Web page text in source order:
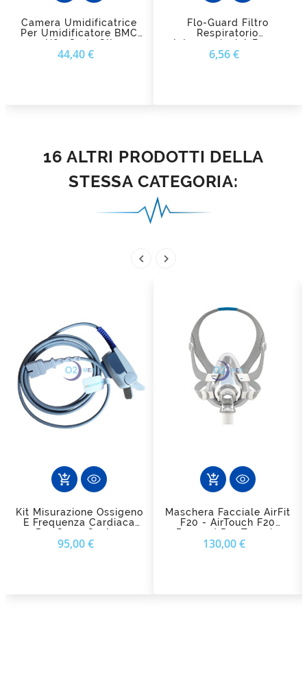
Camera Umidificatrice
Per Umidificatore BMC
H60 Serie GII
44,40 €
Flo-Guard Filtro
Respiratorio
Intersurgical A Bassa
Resistenza Per CPAP E
6,56 €
16 ALTRI PRODOTTI DELLA
STESSA CATEGORIA:
 
add_shopping_cart
Kit Misurazione Ossigeno
E Frequenza Cardiaca
Per Cpap G3 A20
95,00 €
add_shopping_cart
Maschera Facciale AirFit
F20 - AirTouch F20
Resmed Per Terapia
CPAP
130,00 €